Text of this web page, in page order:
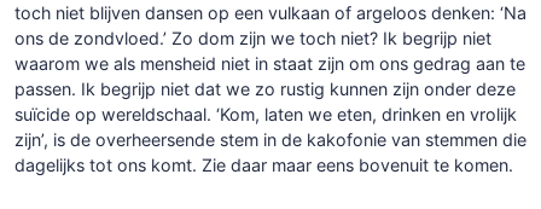
toch niet blijven dansen op een vulkaan of argeloos denken: ‘Na
ons de zondvloed.’ Zo dom zijn we toch niet? Ik begrijp niet
waarom we als mensheid niet in staat zijn om ons gedrag aan te
passen. Ik begrijp niet dat we zo rustig kunnen zijn onder deze
suïcide op wereldschaal. ‘Kom, laten we eten, drinken en vrolijk
zijn’, is de overheersende stem in de kakofonie van stemmen die
dagelijks tot ons komt. Zie daar maar eens bovenuit te komen.